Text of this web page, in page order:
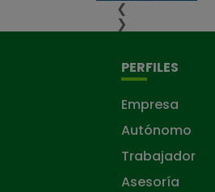
❮
❯
PERFILES
Empresa
Autónomo
Trabajador
Asesoría